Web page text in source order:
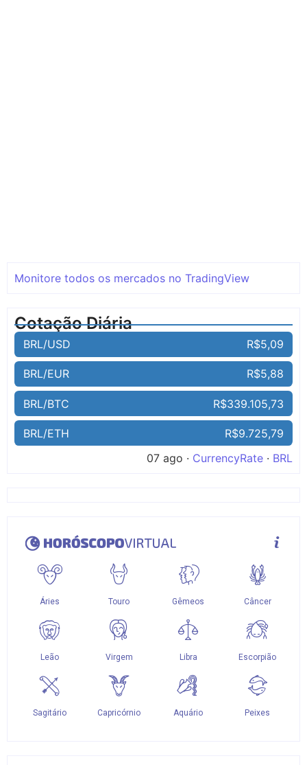
Monitore todos os mercados no TradingView
Cotação Diária
BRL/USD R$5,09
BRL/EUR R$5,88
BRL/BTC R$339.105,73
BRL/ETH
R$9.725,79
07 ago · CurrencyRate · BRL